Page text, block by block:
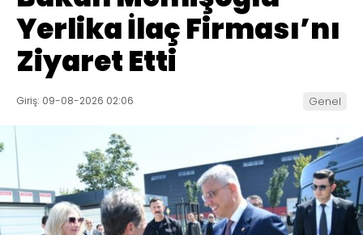
Yerlika İlaç Firması’nı
Ziyaret Etti
Giriş: 09-08-2026 02:06 Genel